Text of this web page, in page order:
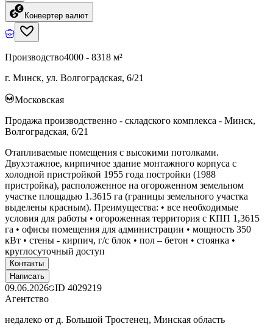
Конвертер валют
Производство4000 - 8318 м²
г. Минск, ул. Волгоградская, 6/21
Московская
Продажа производственно - складского комплекса - Минск,
Волгоградская, 6/21
Отапливаемые помещения с высокими потолками.
Двухэтажное, кирпичное здание монтажного корпуса с
холодной пристройкой 1955 года постройки (1988
пристройка), расположенное на огороженном земельном
участке площадью 1.3615 га (границы земельного участка
выделены красным). Преимущества: • все необходимые
условия для работы • огороженная территория с КПП 1,3615
га • офисы помещения для администрации • мощность 350
кВт • стены - кирпич, г/с блок • пол – бетон • стоянка •
круглосуточный доступ
Контакты
Написать
09.06.2026 ID 4029219
Агентство
недалеко от д. Большой Тростенец, Минская область